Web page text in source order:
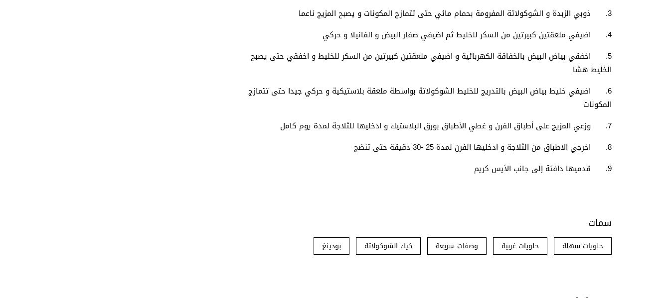
3. ذوبي الزبدة و الشوكولاتة المفرومة بحمام مائي حتى تتمازج المكونات و يصبح المزيج ناعما
4. اضيفي ملعقتين كبيرتين من السكر للخليط ثم اضيفي صفار البيض و الفانيلا و حركي
5. اخفقي بياض البيض بالخفاقة الكهربائية و اضيفي ملعقتين كبيرتين من السكر للخليط و اخفقي حتى يصبح
الخليط هشا
6. اضيفي خليط بياض البيض بالتدريج للخليط الشوكولاتة بواسطة ملعقة بلاستيكية و حركي جيدا حتى تتمازج
المكونات
7. وزعي المزيج على أطباق الفرن و غطي الأطباق بورق البلاستيك و ادخليها للثلاجة لمدة يوم كامل
8. اخرجي الاطباق من الثلاجة و ادخليها الفرن لمدة 25 -30 دقيقة حتى تنضج
9. قدميها دافئة إلى جانب الأيس كريم
سمات
حلويات سهلة حلويات غربية وصفات سريعة كيك الشوكولاتة بودينغ